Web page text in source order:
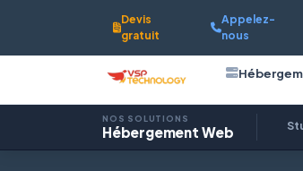
Devis
gratuit
Appelez-
nous
NOS SOLUTIONS
Hébergement Web